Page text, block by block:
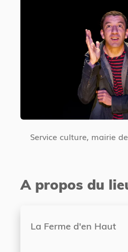
Service culture, mairie
A propos du
La Ferme d'en Haut